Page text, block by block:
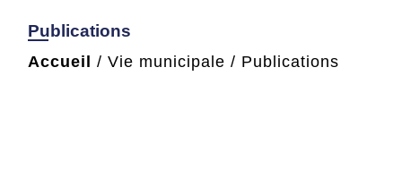
Publications
Accueil / Vie municipale / Publications